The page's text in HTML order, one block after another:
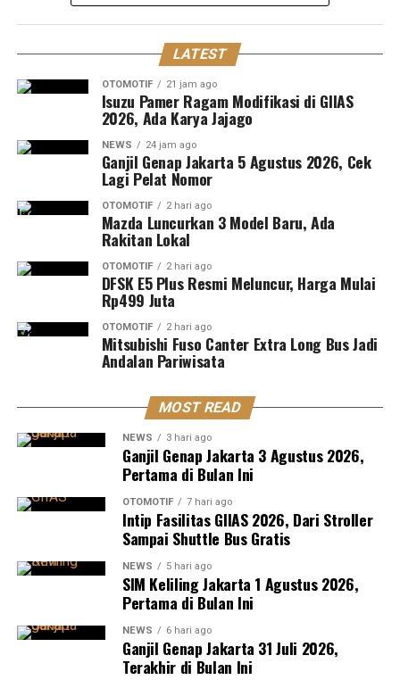
LATEST
OTOMOTIF 21 jam ago
Isuzu Pamer Ragam Modifikasi di GIIAS
2026, Ada Karya Jajago
NEWS 24 jam ago
Ganjil Genap Jakarta 5 Agustus 2026, Cek
Lagi Pelat Nomor
OTOMOTIF 2 hari ago
Mazda Luncurkan 3 Model Baru, Ada
Rakitan Lokal
OTOMOTIF 2 hari ago
DFSK E5 Plus Resmi Meluncur, Harga Mulai
Rp499 Juta
OTOMOTIF 2 hari ago
Mitsubishi Fuso Canter Extra Long Bus Jadi
Andalan Pariwisata
MOST READ
NEWS 3 hari ago
Ganjil Genap Jakarta 3 Agustus 2026,
Pertama di Bulan Ini
OTOMOTIF 7 hari ago
Intip Fasilitas GIIAS 2026, Dari Stroller
Sampai Shuttle Bus Gratis
NEWS 5 hari ago
SIM Keliling Jakarta 1 Agustus 2026,
Pertama di Bulan Ini
NEWS 6 hari ago
Ganjil Genap Jakarta 31 Juli 2026,
Terakhir di Bulan Ini